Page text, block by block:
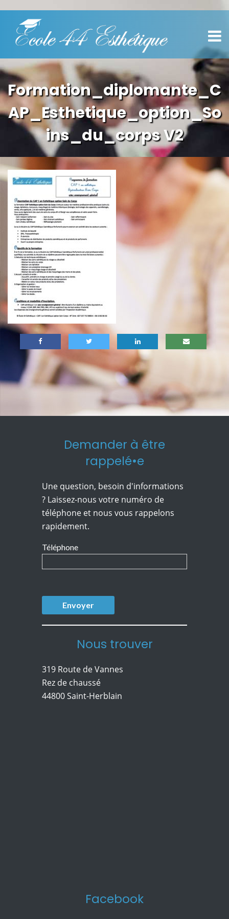
Formation_diplomante_C
AP_Esthetique_option_So
ins_du_corps V2
Demander à être
rappelé•e
Une question, besoin d'informations
? Laissez-nous votre numéro de
téléphone et nous vous rappelons
rapidement.
Téléphone
Nous trouver
319 Route de Vannes
Rez de chaussé
44800 Saint-Herblain
Facebook